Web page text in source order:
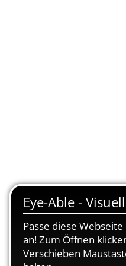
An wen muss ich mich
Bitte wenden sie sich an die
zuständige Behörde bei der